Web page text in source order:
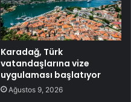
Karadağ, Türk
vatandaşlarına vize
uygulaması başlatıyor
Ağustos 9, 2026